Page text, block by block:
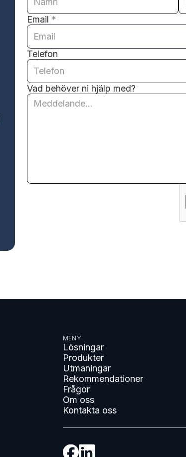
Email *
Telefon
Vad behöver ni hjälp med?
MENY
Lösningar
Produkter
Utmaningar
Rekommendationer
Frågor
Om oss
Kontakta oss